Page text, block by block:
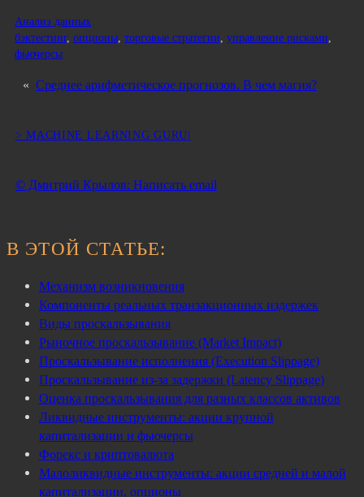
Анализ данных
бэктестинг, опционы, торговые стратегии, управление рисками
фьючерсы
« Среднее арифметическое прогнозов. В чем магия?
> MACHINE LEARNING GURU|
© Дмитрий Крылов: Написать email
В ЭТОЙ СТАТЬЕ:
Механизм возникновения
Компоненты реальных транзакционных издержек
Виды проскальзывания
Рыночное проскальзывание (Market Impact)
Проскальзывание исполнения (Execution Slippage)
Проскальзывание из-за задержки (Latency Slippage)
Оценка проскальзывания для разных классов активов
Ликвидные инструменты: акции крупной
капитализации и фьючерсы
Форекс и криптовалюта
Малоликвидные инструменты: акции средней и малой
капитализации, опционы